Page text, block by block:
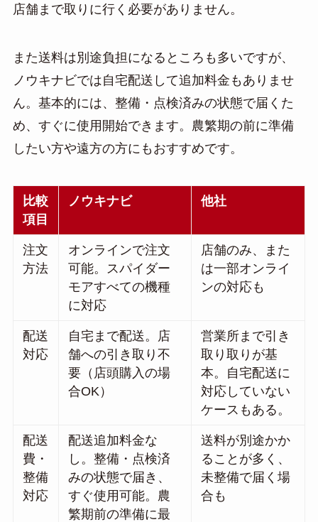
店舗まで取りに行く必要がありません。
また送料は別途負担になるところも多いですが、
ノウキナビでは自宅配送して追加料金もありませ
ん。基本的には、整備・点検済みの状態で届くた
め、すぐに使用開始できます。農繁期の前に準備
したい方や遠方の方にもおすすめです。
比較
項目
ノウキナビ 他社
注文
方法
オンラインで注文
可能。スパイダー
モアすべての機種
に対応
店舗のみ、また
は一部オンライ
ンの対応も
配送
対応
自宅まで配送。店
舗への引き取り不
要（店頭購入の場
合OK）
営業所まで引き
取り取りが基
本。自宅配送に
対応していない
ケースもある。
配送
費・
整備
対応
配送追加料金な
し。整備・点検済
みの状態で届き、
すぐ使用可能。農
繁期前の準備に最
送料が別途かか
ることが多く、
未整備で届く場
合も